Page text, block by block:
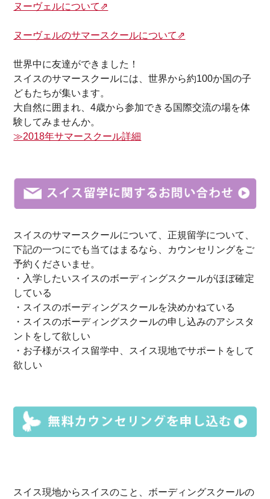
ヌーヴェルについて⇗
ヌーヴェルのサマースクールについて⇗
世界中に友達ができました！
スイスのサマースクールには、世界から約100か国の子
どもたちが集います。
大自然に囲まれ、4歳から参加できる国際交流の場を体
験してみませんか。
≫2018年サマースクール詳細
スイスのサマースクールについて、正規留学について、
下記の一つにでも当てはまるなら、カウンセリングをご
予約くださいませ。
・入学したいスイスのボーディングスクールがほぼ確定
している
・スイスのボーディングスクールを決めかねている
・スイスのボーディングスクールの申し込みのアシスタ
ントをして欲しい
・お子様がスイス留学中、スイス現地でサポートをして
欲しい
スイス現地からスイスのこと、ボーディングスクールの